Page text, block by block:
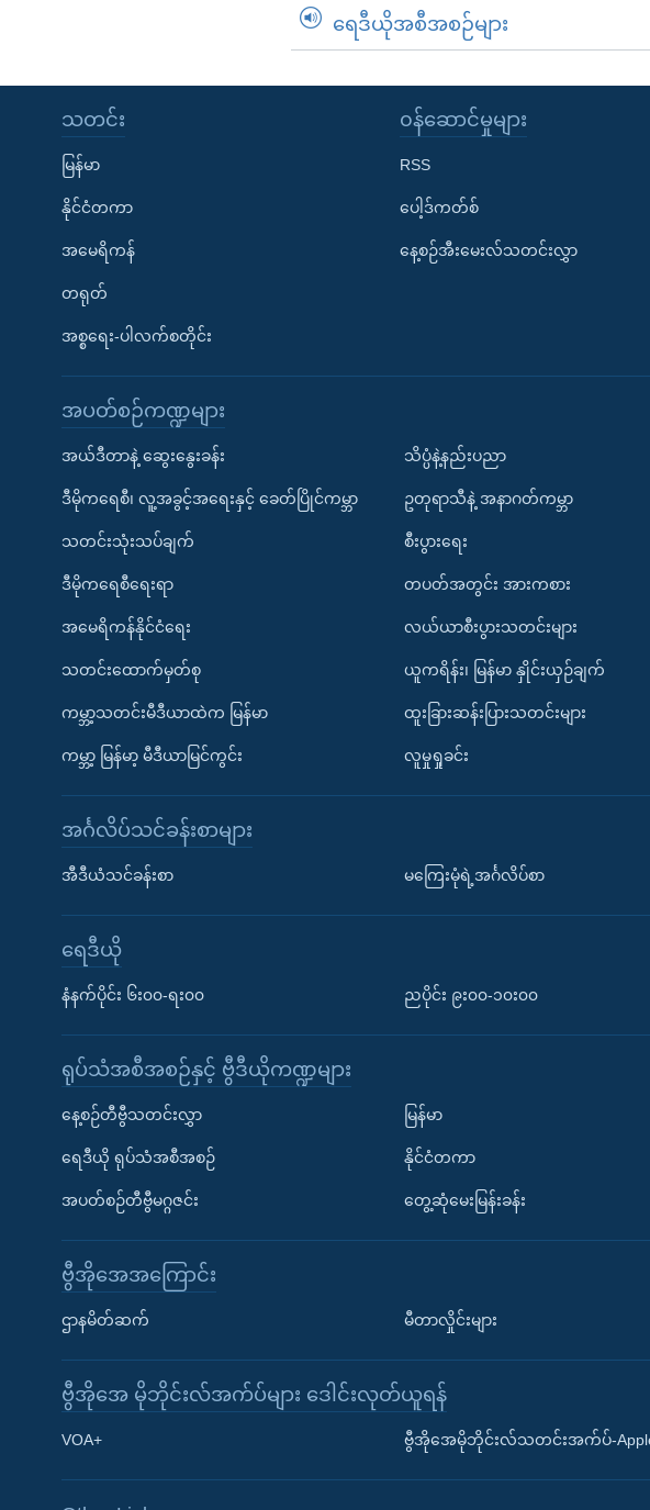
Learning English
ရေဒီယိုအစီအစဉ်များ
သတင်း
မြန်မာ
နိုင်ငံတကာ
အမေရိကန်
တရုတ်
အစ္စရေး-ပါလက်စတိုင်း
၀န်ဆောင်မှုများ
RSS
ပေါ့ဒ်ကတ်စ်
နေ့စဉ်အီးမေးလ်သတင်းလွှာ
အပတ်စဉ်ကဏ္ဍများ
အယ်ဒီတာနဲ့ ဆွေးနွေးခန်း
ဒီမိုကရေစီ၊ လူ့အခွင့်အရေးနှင့် ခေတ်ပြိုင်ကမ္ဘာ
သတင်းသုံးသပ်ချက်
ဒီမိုကရေစီရေးရာ
အမေရိကန်နိုင်ငံရေး
သတင်းထောက်မှတ်စု
ကမ္ဘာ့သတင်းမီဒီယာထဲက မြန်မာ
ကမ္ဘာ့ မြန်မာ့ မီဒီယာမြင်ကွင်း
သိပ္ပံနဲ့နည်းပညာ
ဥတုရာသီနဲ့ အနာဂတ်ကမ္ဘာ
စီးပွားရေး
တပတ်အတွင်း အားကစား
လယ်ယာစီးပွားသတင်းများ
ယူကရိန်း၊ မြန်မာ နှိုင်းယှဉ်ချက်
ထူးခြားဆန်းပြားသတင်းများ
လူမှုရှုခင်း
အင်္ဂလိပ်သင်ခန်းစာများ
အီဒီယံသင်ခန်းစာ မကြေးမုံရဲ့အင်္ဂလိပ်စာ
ရေဒီယို
နံနက်ပိုင်း ၆း၀၀-ရး၀၀ ညပိုင်း ၉း၀၀-၁၀း၀၀
ရုပ်သံအစီအစဉ်နှင့် ဗွီဒီယိုကဏ္ဍများ
နေ့စဉ်တီဗွီသတင်းလွှာ
ရေဒီယို ရုပ်သံအစီအစဉ်
အပတ်စဉ်တီဗွီမဂ္ဂဇင်း
မြန်မာ
နိုင်ငံတကာ
တွေ့ဆုံမေးမြန်းခန်း
ဗွီအိုအေအကြောင်း
ဌာနမိတ်ဆက် မီတာလှိုင်းများ
ဗွီအိုအေ မိုဘိုင်းလ်အက်ပ်များ ဒေါင်းလုတ်ယူရန်
VOA+ ဗွီအိုအေမိုဘိုင်းလ်သတင်းအက်ပ်-